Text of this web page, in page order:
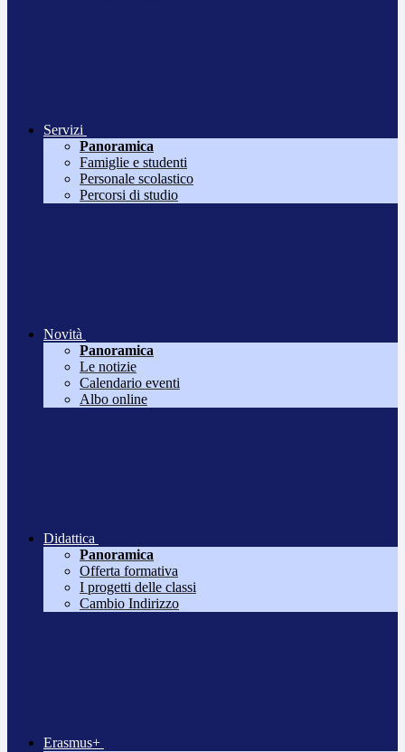
Servizi
Panoramica
Famiglie e studenti
Personale scolastico
Percorsi di studio
Novità
Panoramica
Le notizie
Calendario eventi
Albo online
Didattica
Panoramica
Offerta formativa
I progetti delle classi
Cambio Indirizzo
Erasmus+